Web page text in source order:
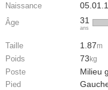
Naissance
Âge 31
ans
Taille 1.87m
Poids 73 kg
Poste Milieu
Pied